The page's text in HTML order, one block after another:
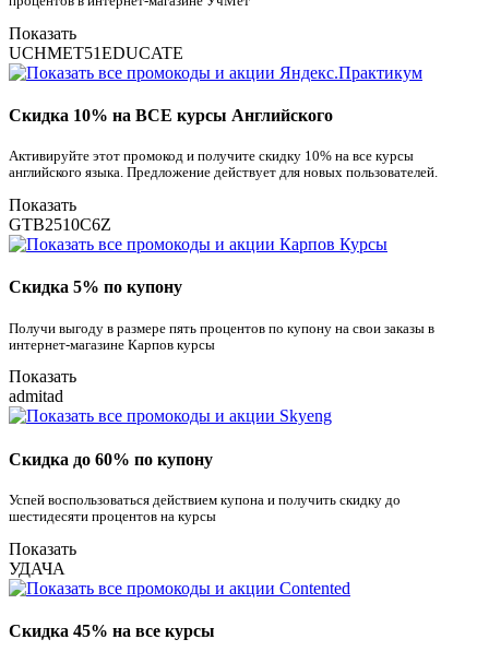
Показать
UCHMET51EDUCATE
Скидка 10% на ВСЕ курсы Английского
Активируйте этот промокод и получите скидку 10% на все курсы
английского языка. Предложение действует для новых пользователей.
Показать
GTB2510C6Z
Скидка 5% по купону
Получи выгоду в размере пять процентов по купону на свои заказы в
интернет-магазине Карпов курсы
Показать
admitad
Скидка до 60% по купону
Успей воспользоваться действием купона и получить скидку до
шестидесяти процентов на курсы
Показать
УДАЧА
Скидка 45% на все курсы